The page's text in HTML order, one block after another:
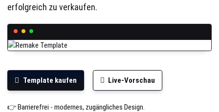
erfolgreich zu verkaufen.
Template kaufen Live-Vorschau
👉 Barrierefrei - modernes, zugängliches Design.